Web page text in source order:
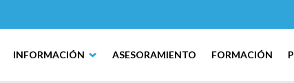
INFORMACIÓN ASESORAMIENTO FORMACIÓN